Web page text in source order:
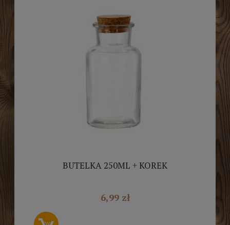
BUTELKA 250ML + KOREK
6,99 zł